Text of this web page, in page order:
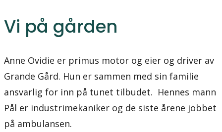
Vi på gården
Anne Ovidie er primus motor og eier og driver av
Grande Gård. Hun er sammen med sin familie
ansvarlig for inn på tunet tilbudet. Hennes mann
Pål er industrimekaniker og de siste årene jobbet
på ambulansen.